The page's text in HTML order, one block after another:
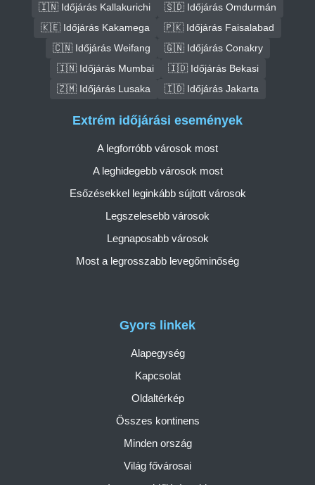
🇮🇳 Időjárás Kallakurichi
🇸🇩 Időjárás Omdurmán
🇰🇪 Időjárás Kakamega
🇵🇰 Időjárás Faisalabad
🇨🇳 Időjárás Weifang
🇬🇳 Időjárás Conakry
🇮🇳 Időjárás Mumbai
🇮🇩 Időjárás Bekasi
🇿🇲 Időjárás Lusaka
🇮🇩 Időjárás Jakarta
Gyors linkek
Alapegység
Kapcsolat
Oldaltérkép
Összes kontinens
Minden ország
Világ fővárosai
Extrém időjárási események
A legforróbb városok most
A leghidegebb városok most
Esőzésekkel leginkább sújtott városok
Legszelesebb városok
Legnaposabb városok
Most a legrosszabb levegőminőség